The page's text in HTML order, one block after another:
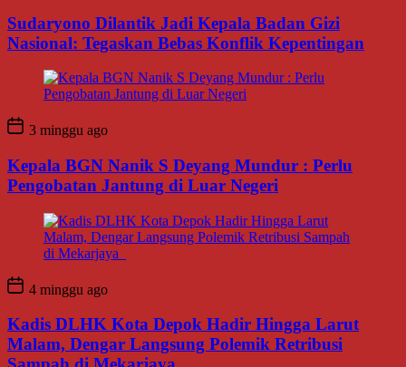
Sudaryono Dilantik Jadi Kepala Badan Gizi
Nasional: Tegaskan Bebas Konflik Kepentingan
3 minggu ago
Kepala BGN Nanik S Deyang Mundur : Perlu
Pengobatan Jantung di Luar Negeri
4 minggu ago
Kadis DLHK Kota Depok Hadir Hingga Larut
Malam, Dengar Langsung Polemik Retribusi